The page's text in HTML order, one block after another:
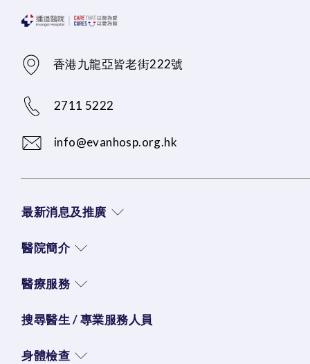
香港九龍亞皆老街222號
2711 5222
info@evanhosp.org.hk
最新消息及推廣
醫院簡介
醫療服務
搜尋醫生 / 專業服務人員
身體檢查